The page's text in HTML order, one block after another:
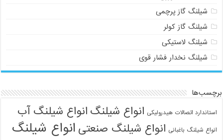
شیلنگ گاز پرچمی
شیلنگ گاز کولر
شیلنگ لاستیکی
شیلنگ نخدار فشار قوی
برچسب‌ها
استاندارد اتصالات هیدرولیکی انواع شیلنگ انواع شیلنگ آب
انواع شیلنگ باغبانی انواع شیلنگ صنعتی انواع شیلنگ